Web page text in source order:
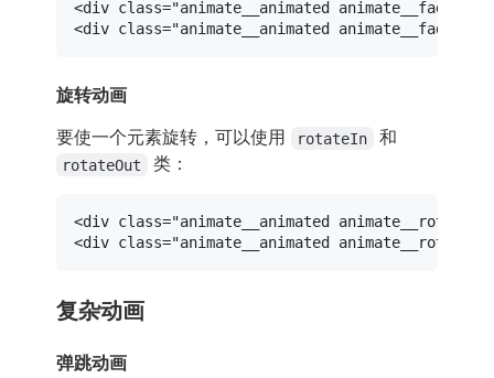
<div class="animate__animated animate__fadeIn"
<div class="animate__animated animate__fadeOut"
旋转动画
要使一个元素旋转，可以使用
rotateIn 和
rotateOut 类：
<div class="animate__animated
<div class="animate__animated
复杂动画
弹跳动画